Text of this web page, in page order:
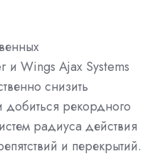
и Wings Ajax Systems
снизить
добиться рекордного
радиуса действия
и перекрытий.